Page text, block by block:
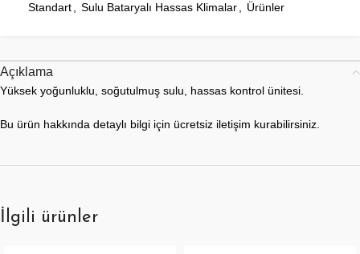
Standart
Sulu Bataryalı Hassas Klimalar Ürünler
Açıklama
Yüksek yoğunluklu, soğutulmuş sulu, hassas kontrol ünitesi.
Bu ürün hakkında detaylı bilgi için ücretsiz iletişim kurabilirsiniz.
İlgili ürünler